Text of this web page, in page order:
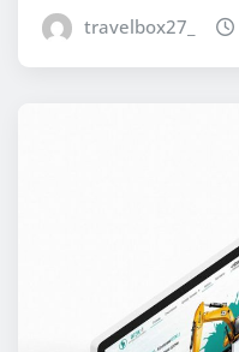
travelbox27_